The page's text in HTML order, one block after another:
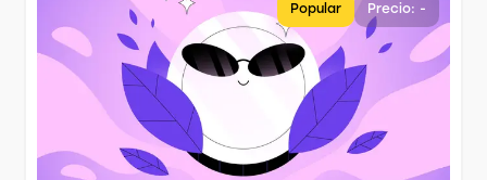
Popular Precio: -